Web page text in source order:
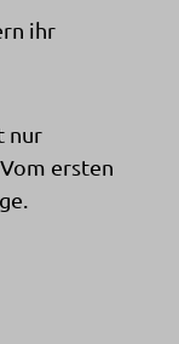
ihr
nur
ersten